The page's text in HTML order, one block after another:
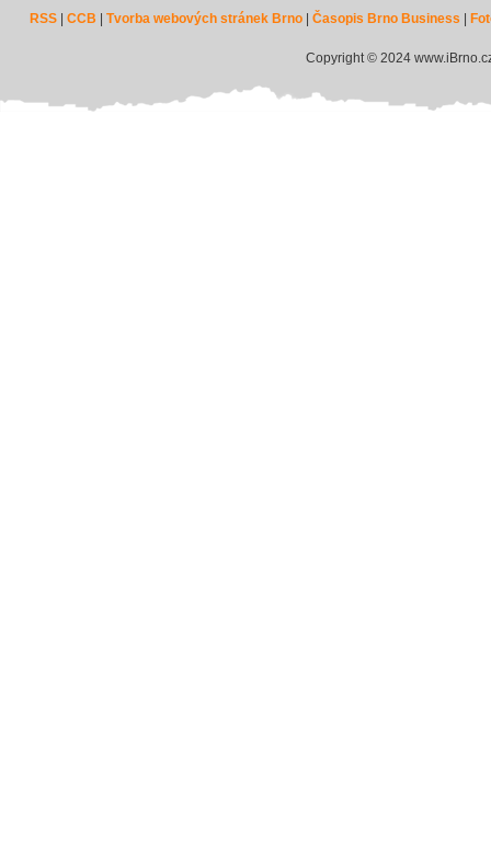
RSS |CCB |Tvorba webových stránek Brno |Časopis Brno Business
Copyright © 2024